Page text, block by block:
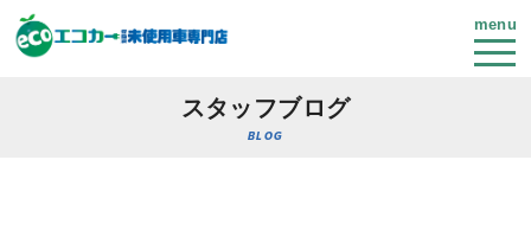
menu
スタッフブログ
BLOG